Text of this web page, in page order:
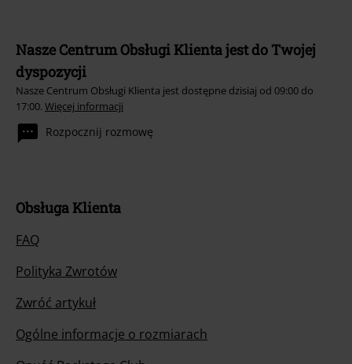
Nasze Centrum Obsługi Klienta jest do Twojej
dyspozycji
Nasze Centrum Obsługi Klienta jest dostępne dzisiaj od 09:00 do
17:00. Więcej informacji
Rozpocznij rozmowę
Obsługa Klienta
FAQ
Polityka Zwrotów
Zwróć artykuł
Ogólne informacje o rozmiarach